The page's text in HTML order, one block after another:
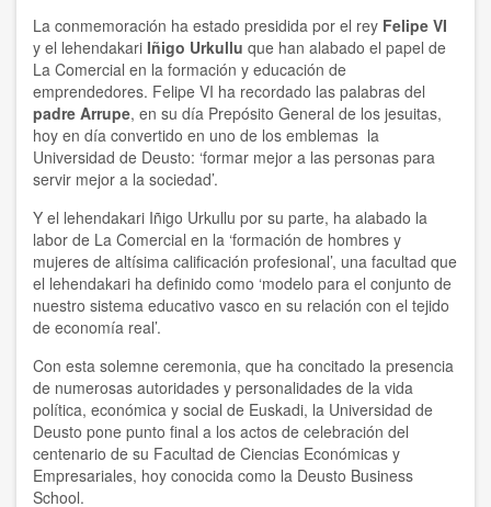
La conmemoración ha estado presidida por el rey Felipe VI
y el lehendakari Iñigo Urkullu que han alabado el papel de
La Comercial en la formación y educación de
emprendedores. Felipe VI ha recordado las palabras del
padre Arrupe, en su día Prepósito General de los jesuitas,
hoy en día convertido en uno de los emblemas la
Universidad de Deusto: ‘formar mejor a las personas para
servir mejor a la sociedad’.
Y el lehendakari Iñigo Urkullu por su parte, ha alabado la
labor de La Comercial en la ‘formación de hombres y
mujeres de altísima calificación profesional’, una facultad que
el lehendakari ha definido como ‘modelo para el conjunto de
nuestro sistema educativo vasco en su relación con el tejido
de economía real’.
Con esta solemne ceremonia, que ha concitado la presencia
de numerosas autoridades y personalidades de la vida
política, económica y social de Euskadi, la Universidad de
Deusto pone punto final a los actos de celebración del
centenario de su Facultad de Ciencias Económicas y
Empresariales, hoy conocida como la Deusto Business
School.